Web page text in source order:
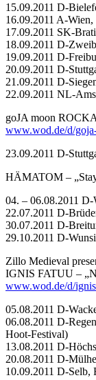
15.09.2011 D-
16.09.2011 A-
17.09.2011 SK-
18.09.2011 D-
19.09.2011 D-
20.09.2011 D-
21.09.2011 D-
22.09.2011 NL-
goJA moon
www.wod.de/d/
23.09.2011 D-
HÄMATOM –
04. – 06.08.2011
22.07.2011 D-
30.07.2011 D-
29.10.2011 D-
Zillo Medieval
IGNIS FATUU –
www.wod.de/d/
05.08.2011 D-
06.08.2011 D-
Hoot-Festival)
13.08.2011 D-
20.08.2011 D-
10.09.2011 D-Selb,